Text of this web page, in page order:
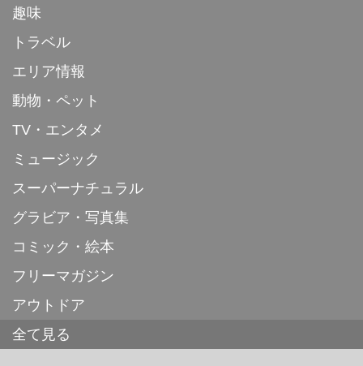
趣味
トラベル
エリア情報
動物・ペット
TV・エンタメ
ミュージック
スーパーナチュラル
グラビア・写真集
コミック・絵本
フリーマガジン
アウトドア
全て見る